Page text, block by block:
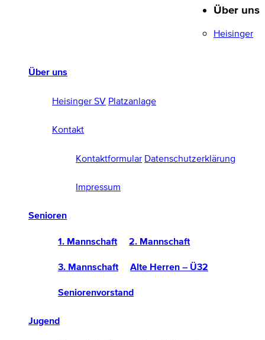
1952/96 E.V.
Über uns
Heisinger SV Platzanlage
Kontakt
Kontaktformular Datenschutzerklärung
Impressum
Senioren
1. Mannschaft 2. Mannschaft
3. Mannschaft Alte Herren – Ü32
Seniorenvorstand
Jugend
Über uns
Heisinger